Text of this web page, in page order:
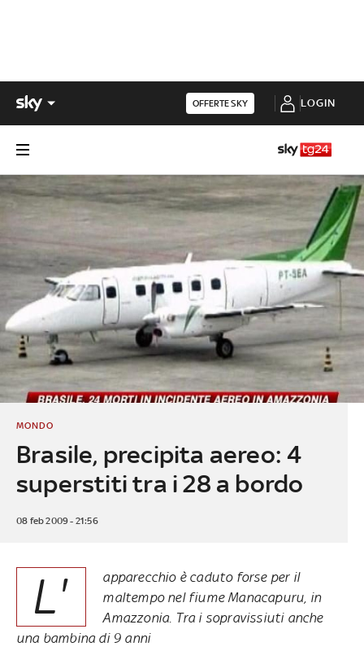
OFFERTE SKY LOGIN
Brasile, precipita aereo: 4
superstiti tra i 28 a bordo
MONDO
08 feb 2009 - 21:56
L'
apparecchio è caduto forse per il
maltempo nel fiume Manacapuru, in
Amazzonia. Tra i sopravissiuti anche
una bambina di 9 anni